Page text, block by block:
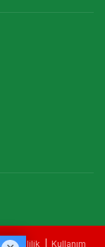
|Gizlilik Kullanım